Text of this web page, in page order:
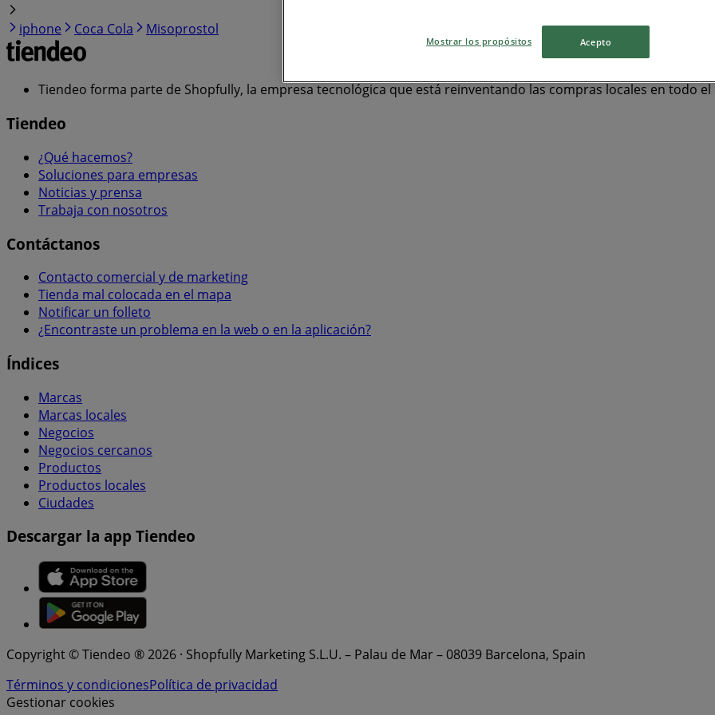
iphone
Coca Cola Misoprostol
Tiendeo forma parte de Shopfully, la empresa tecnológica que está reinventando las compras locales en todo
Tiendeo
¿Qué hacemos?
Soluciones para empresas
Noticias y prensa
Trabaja con nosotros
Contáctanos
Contacto comercial y de marketing
Tienda mal colocada en el mapa
Notificar un folleto
¿Encontraste un problema en la web o en la aplicación?
Índices
Marcas
Marcas locales
Negocios
Negocios cercanos
Productos
Productos locales
Ciudades
Descargar la app Tiendeo
Copyright © Tiendeo ® 2026 · Shopfully Marketing S.L.U. – Palau de Mar – 08039 Barcelona, Spain
Términos y condicionesPolítica de privacidad
Gestionar cookies
Mostrar los propósitos Acepto